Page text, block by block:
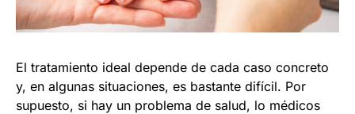
El tratamiento ideal depende de cada caso concreto
y, en algunas situaciones, es bastante difícil. Por
supuesto, si hay un problema de salud, lo médicos